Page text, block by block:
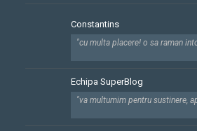
Constantins
"cu multa placere! o sa raman
Echipa SuperBlog
"va multumim pentru sustinere,